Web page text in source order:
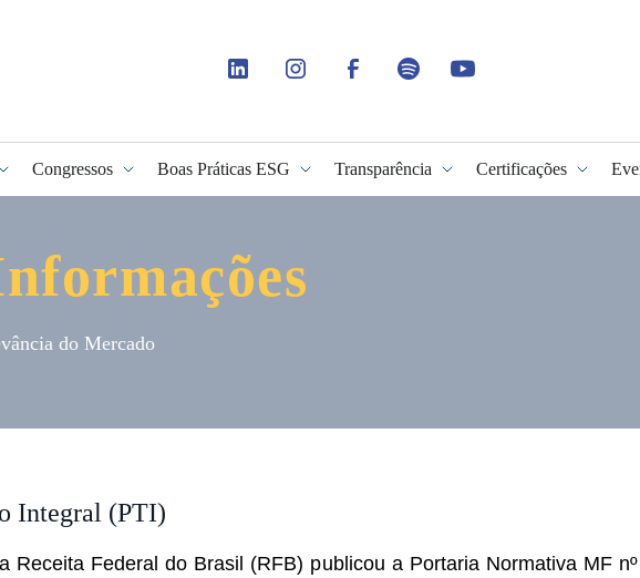
Congressos
Programa Fidelidade
Boas Práticas ESG Transparência Certificações
do Mercado
Integral (PTI)
Receita Federal do Brasil (RFB) publicou a Portaria Normativa MF